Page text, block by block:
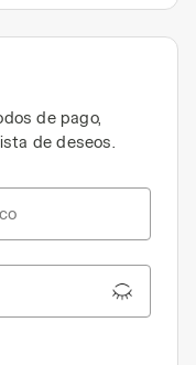
de pago,
de deseos.